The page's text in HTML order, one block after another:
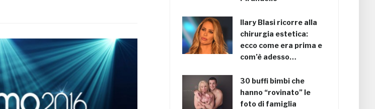
Ilary Blasi ricorre alla
chirurgia estetica:
ecco come era prima e
com’è adesso…
30 buffi bimbi che
hanno “rovinato” le
foto di famiglia